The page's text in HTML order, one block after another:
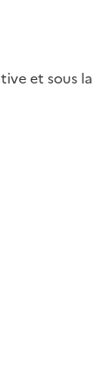
et sous la